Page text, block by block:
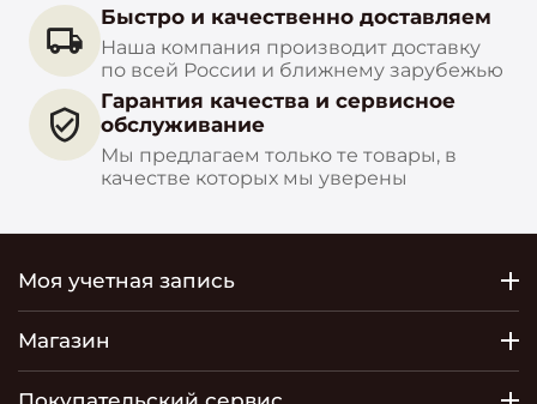
Быстро и качественно доставляем
Наша компания производит доставку
по всей России и ближнему зарубежью
Гарантия качества и сервисное
обслуживание
Мы предлагаем только те товары, в
качестве которых мы уверены
Моя учетная запись
Магазин